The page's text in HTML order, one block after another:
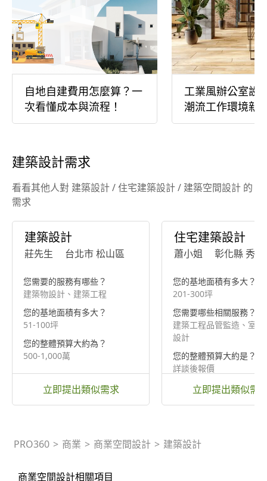
自地自建費用怎麼算？一
次看懂成本與流程！
工業風辦公室設
潮流工作環境新
建築設計需求
看看其他人對 建築設計 / 住宅建築設計 / 建築空間設計 的
需求
建築設計
莊先生 台北市 松山區
您需要的服務有哪些？
建築物設計、建築工程
您的基地面積有多大？
51-100坪
您的整體預算大約為？
500-1,000萬
立即提出類似需求
住宅建築設計
蕭小姐 彰化縣 秀水
您的基地面積有多大？
201-300坪
您需要哪些相關服務？
建築工程品管監造、室內
設計
您的整體預算大約是？
詳談後報價
立即提出類似需
PRO360 > 商業 > 商業空間設計 > 建築設計
商業空間設計相關項目